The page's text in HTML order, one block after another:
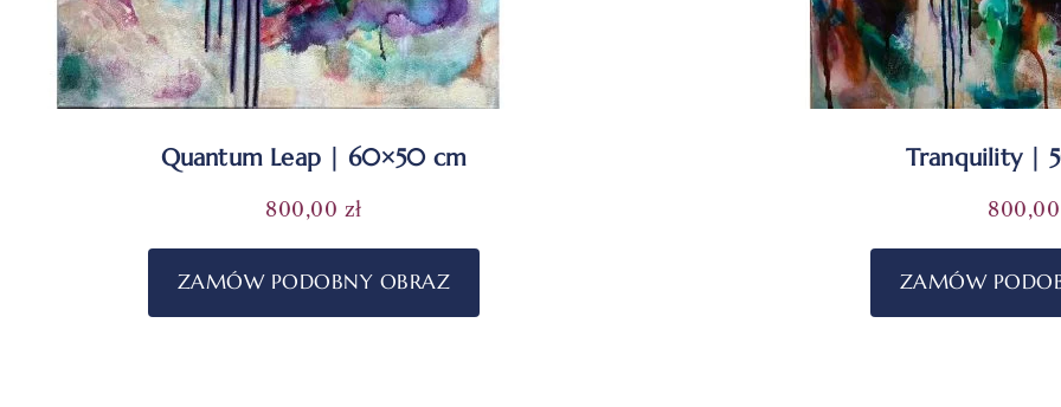
Quantum Leap | 60×50 cm
800,00 zł
ZAMÓW PODOBNY OBRAZ
Tranquility |
800,00
ZAMÓW